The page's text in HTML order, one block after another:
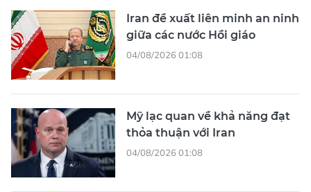
Iran đề xuất liên minh an ninh
giữa các nước Hồi giáo
04/08/2026 01:08
Mỹ lạc quan về khả năng đạt
thỏa thuận với Iran
04/08/2026 01:08